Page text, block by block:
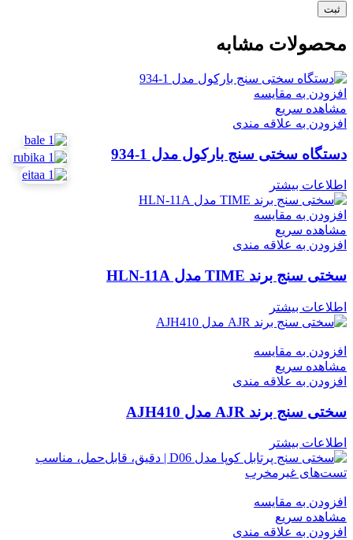
محصولات مشابه
افزودن به مقایسه
مشاهده سریع
افزودن به علاقه مندی
دستگاه سختی سنج بارکول مدل 1-934
اطلاعات بیشتر
افزودن به مقایسه
مشاهده سریع
افزودن به علاقه مندی
سختی سنج برند TIME مدل HLN-11A
اطلاعات بیشتر
افزودن به مقایسه
مشاهده سریع
افزودن به علاقه مندی
سختی سنج برند AJR مدل AJH410
اطلاعات بیشتر
افزودن به مقایسه
مشاهده سریع
افزودن به علاقه مندی